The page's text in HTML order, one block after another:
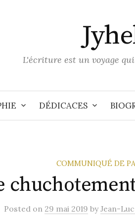
L'écriture est un voyage
DÉDICACES
COMMUNIQUÉ DE
Posted on 29 mai 2019 byJean-